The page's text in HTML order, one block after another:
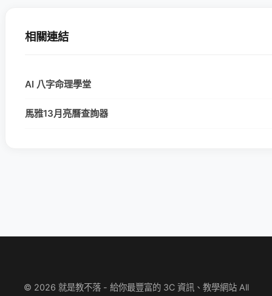
相關連結
AI 八字命理學堂
馬雅13月亮曆查詢器
© 2026 就是教不落 - 給你最豐富的 3C 資訊、教學網站 All